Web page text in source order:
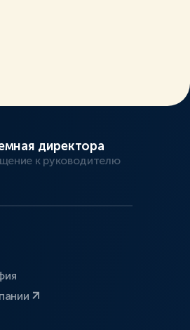
директора
к руководителю